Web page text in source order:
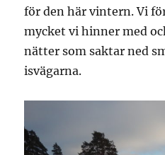
för den här vintern. Vi
mycket vi hinner med
nätter som saktar ned
isvägarna.